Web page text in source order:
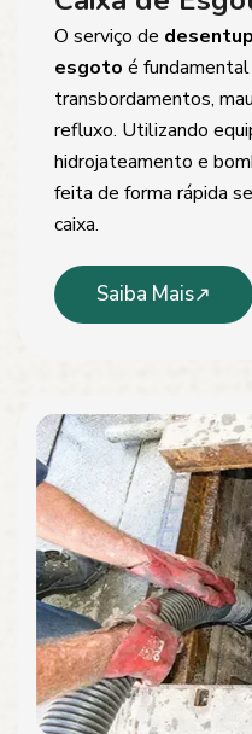
O serviço de
esgoto é
transbordamentos,
refluxo. Utilizando
hidrojateamento e
feita de forma rápida
caixa.
Saiba Mais